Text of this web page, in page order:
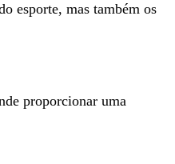
esporte, mas também os
proporcionar uma